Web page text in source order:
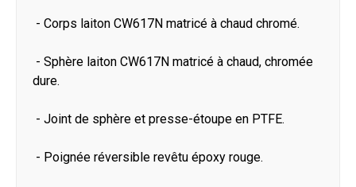
- Corps laiton CW617N matricé à chaud chromé.
- Sphère laiton CW617N matricé à chaud, chromée
dure.
- Joint de sphère et presse-étoupe en PTFE.
- Poignée réversible revêtu époxy rouge.